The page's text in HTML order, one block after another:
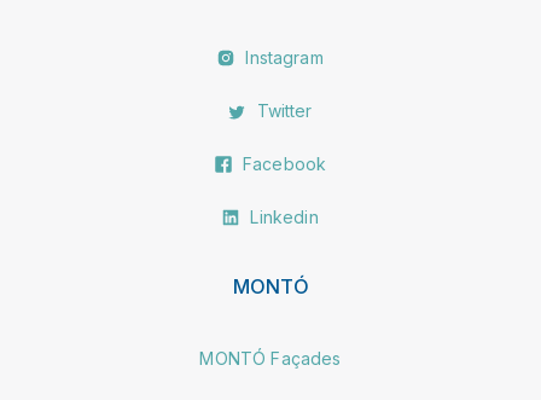
Instagram
Twitter
Facebook
Linkedin
MONTÓ
MONTÓ Façades